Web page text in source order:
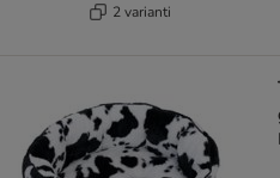
2 varianti